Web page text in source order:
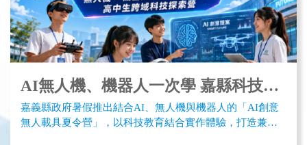
AI無人機、機器人一次學 嘉縣科技夏令營開放報名冠軍抱回萬元獎金
嘉義縣政府暑假推出結合AI、無人機與機器人的「AI創意
無人載具夏令營」，以科技教育結合實作體驗，打造兼具